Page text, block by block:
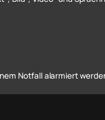
Notfall alarmiert